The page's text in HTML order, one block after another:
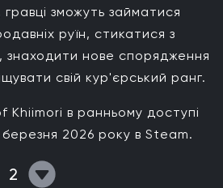
зможуть займатися
руїн, стикатися з
знаходити нове спорядження
свій кур'єрський ранг.
Khiimori в ранньому доступі
2026 року в Steam.
2